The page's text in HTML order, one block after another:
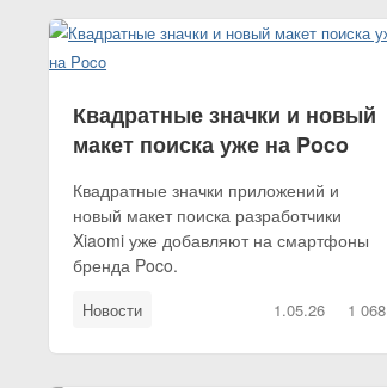
Квадратные значки и новый
макет поиска уже на Poco
Квадратные значки приложений и
новый макет поиска разработчики
Xiaomi уже добавляют на смартфоны
бренда Poco.
Новости 1.05.26 1 068